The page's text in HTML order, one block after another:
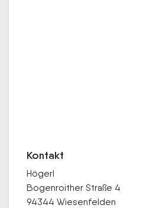
Kontakt
Högerl
Bogenroither Straße 4
94344 Wiesenfelden